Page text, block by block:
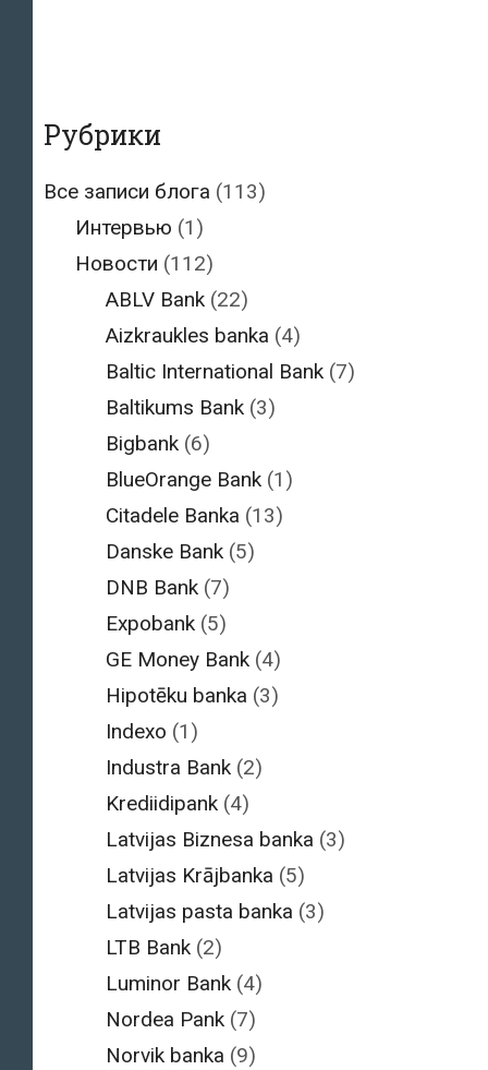
Рубрики
Все записи блога (113)
Интервью (1)
Новости (112)
ABLV Bank (22)
Aizkraukles banka (4)
Baltic International Bank (7)
Baltikums Bank (3)
Bigbank (6)
BlueOrange Bank (1)
Citadele Banka (13)
Danske Bank (5)
DNB Bank (7)
Expobank (5)
GE Money Bank (4)
Hipotēku banka (3)
Indexo (1)
Industra Bank (2)
Krediidipank (4)
Latvijas Biznesa banka (3)
Latvijas Krājbanka (5)
Latvijas pasta banka (3)
LTB Bank (2)
Luminor Bank (4)
Nordea Pank (7)
Norvik banka (9)